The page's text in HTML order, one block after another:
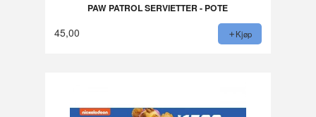
PAW PATROL SERVIETTER - POTE
45,00 Kjøp